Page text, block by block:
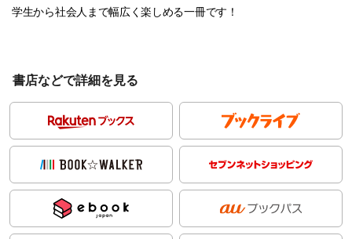
学生から社会人まで幅広く楽しめる一冊です！
書店などで詳細を見る